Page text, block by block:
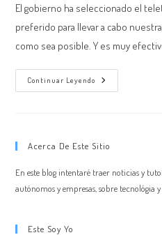
entrada:
entrada:
El gobierno ha seleccionado el
preferido para llevar a cabo
como sea posible. Y es muy
Continuar Leyendo
Se
Implanta
Coronavirus
Acerca De Este Sitio
En este blog intentaré traer noticias y
autónomos y empresas, sobre tecnológia
Este Soy Yo